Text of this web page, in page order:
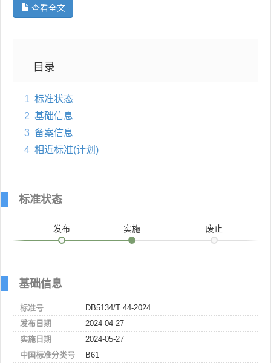
查看全文
目录
1 标准状态
2 基础信息
3 备案信息
4 相近标准(计划)
标准状态
发布 实施 废止
基础信息
标准号
DB5134/T 44-2024
发布日期
2024-04-27
实施日期
2024-05-27
中国标准分类号
B61